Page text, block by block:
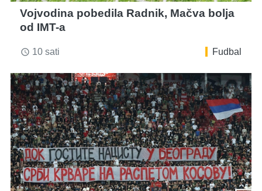
Vojvodina pobedila Radnik, Mačva bolja
od IMT-a
access_time 10 sati Fudbal